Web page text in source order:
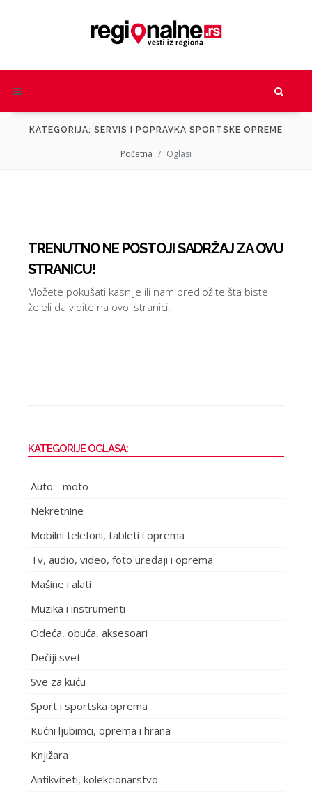
KATEGORIJA: SERVIS I POPRAVKA SPORTSKE OPREME
Početna Oglasi
TRENUTNO NE POSTOJI SADRŽAJ ZA OVU
STRANICU!
Možete pokušati kasnije ili nam predložite šta biste
želeli da vidite na ovoj stranici.
KATEGORIJE OGLASA:
Auto - moto
Nekretnine
Mobilni telefoni, tableti i oprema
Tv, audio, video, foto uređaji i oprema
Mašine i alati
Muzika i instrumenti
Odeća, obuća, aksesoari
Dečiji svet
Sve za kuću
Sport i sportska oprema
Kućni ljubimci, oprema i hrana
Knjižara
Antikviteti, kolekcionarstvo